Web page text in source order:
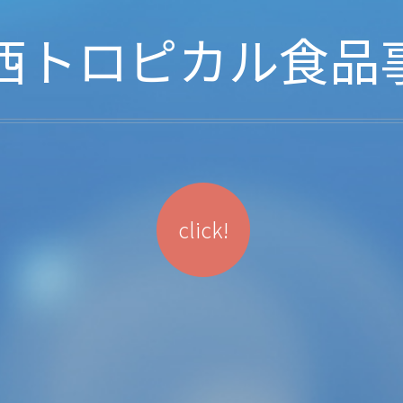
トロピカル食品
click!